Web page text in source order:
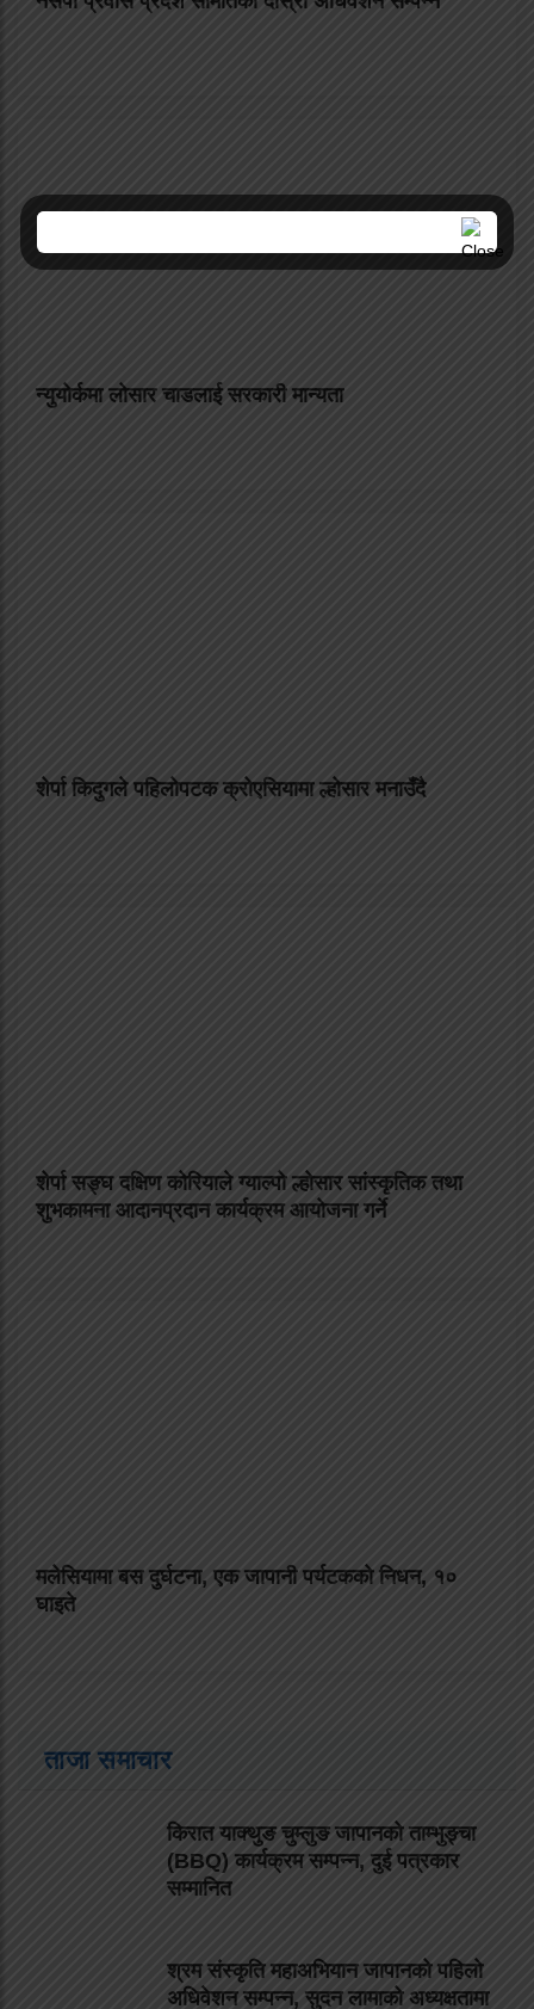
न्युयोर्कमा लोसार चाडलाई सरकारी मान्यता
शेर्पा किदुगले पहिलोपटक क्रोएसियामा ल्होसार मनाउँदै
शेर्पा सङ्घ दक्षिण कोरियाले ग्याल्पो ल्होसार सांस्कृतिक तथा
शुभकामना आदानप्रदान कार्यक्रम आयोजना गर्ने
मलेसियामा बस दुर्घटना, एक जापानी पर्यटकको निधन, १०
घाइते
ताजा समाचार
किरात याक्थुङ चुम्लुङ जापानको ताम्भुङ्चा
(BBQ) कार्यक्रम सम्पन्न, दुई पत्रकार
सम्मानित
श्रम संस्कृति महाअभियान जापानको पहिलो
अधिवेशन सम्पन्न, सुदन लामाको अध्यक्षतामा